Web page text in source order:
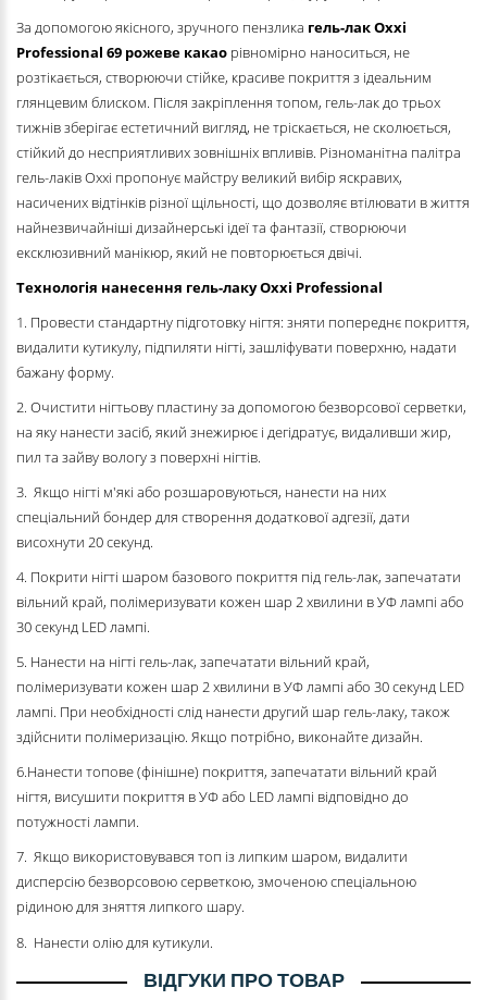
За допомогою якісного, зручного пензлика гель-лак Oxxi
Professional 69 рожеве какао рівномірно наноситься, не
розтікається, створюючи стійке, красиве покриття з ідеальним
глянцевим блиском. Після закріплення топом, гель-лак до трьох
тижнів зберігає естетичний вигляд, не тріскається, не сколюється,
стійкий до несприятливих зовнішніх впливів. Різноманітна палітра
гель-лаків Oxxi пропонує майстру великий вибір яскравих,
насичених відтінків різної щільності, що дозволяє втілювати в життя
найнезвичайніші дизайнерські ідеї та фантазії, створюючи
ексклюзивний манікюр, який не повторюється двічі.
Технологія нанесення гель-лаку Oxxi Professional
1. Провести стандартну підготовку нігтя: зняти попереднє покриття,
видалити кутикулу, підпиляти нігті, зашліфувати поверхню, надати
бажану форму.
2. Очистити нігтьову пластину за допомогою безворсової серветки,
на яку нанести засіб, який знежирює і дегідратує, видаливши жир,
пил та зайву вологу з поверхні нігтів.
3. Якщо нігті м'які або розшаровуються, нанести на них
спеціальний бондер для створення додаткової адгезії, дати
висохнути 20 секунд.
4. Покрити нігті шаром базового покриття під гель-лак, запечатати
вільний край, полімеризувати кожен шар 2 хвилини в УФ лампі або
30 секунд LED лампі.
5. Нанести на нігті гель-лак, запечатати вільний край,
полімеризувати кожен шар 2 хвилини в УФ лампі або 30 секунд LED
лампі. При необхідності слід нанести другий шар гель-лаку, також
здійснити полімеризацію. Якщо потрібно, виконайте дизайн.
6.Нанести топове (фінішне) покриття, запечатати вільний край
нігтя, висушити покриття в УФ або LED лампі відповідно до
потужності лампи.
7. Якщо використовувався топ із липким шаром, видалити
дисперсію безворсовою серветкою, змоченою спеціальною
рідиною для зняття липкого шару.
8. Нанести олію для кутикули.
ВІДГУКИ ПРО ТОВАР